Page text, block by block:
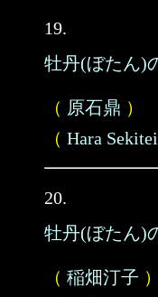
19.
牡丹(ぼたん)
（ 原石鼎 ）
（ Hara Sekitei
20.
牡丹(ぼたん)
（ 稲畑汀子 ）